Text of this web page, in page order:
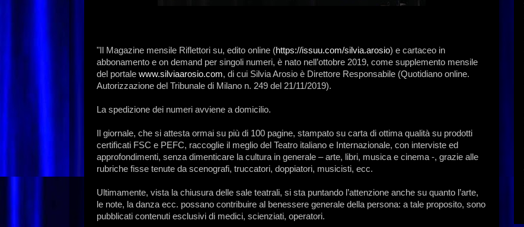
"Il Magazine mensile Riflettori su, edito online (https://issuu.com/silvia.arosio) e cartaceo in
abbonamento e on demand per singoli numeri, è nato nell’ottobre 2019, come supplemento mensile
del portale www.silviaarosio.com, di cui Silvia Arosio è Direttore Responsabile (Quotidiano online.
Autorizzazione del Tribunale di Milano n. 249 del 21/11/2019).
La spedizione dei numeri avviene a domicilio.
Il giornale, che si attesta ormai su più di 100 pagine, stampato su carta di ottima qualità su prodotti
certificati FSC e PEFC, raccoglie il meglio del Teatro italiano e Internazionale, con interviste ed
approfondimenti, senza dimenticare la cultura in generale – arte, libri, musica e cinema -, grazie alle
rubriche fisse tenute da scenografi, truccatori, doppiatori, musicisti, ecc.
Ultimamente, vista la chiusura delle sale teatrali, si sta puntando l’attenzione anche su quanto l’arte,
le note, la danza ecc. possano contribuire al benessere generale della persona: a tale proposito, sono
pubblicati contenuti esclusivi di medici, scienziati, operatori.